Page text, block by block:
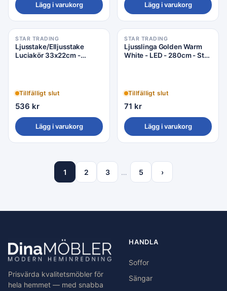
Lägg i varukorg Lägg i varukorg
STAR TRADING
Ljusstake/Elljusstake
Luciakör 33x22cm -
Tillfälligt slut
536 kr
Lägg i varukorg
STAR TRADING
Ljusslinga Golden Warm
White - LED - 280cm - Star
Tillfälligt slut
71 kr
Lägg i varukorg
1 2 3 … 5 ›
Prisvärda kvalitetsmöbler för
hela hemmet — med snabba
HANDLA
Soffor
Sängar